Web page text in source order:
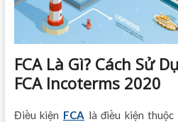
FCA Là Gì? Cách Sử
FCA Incoterms 2020
Điều kiện FCA là điều kiện